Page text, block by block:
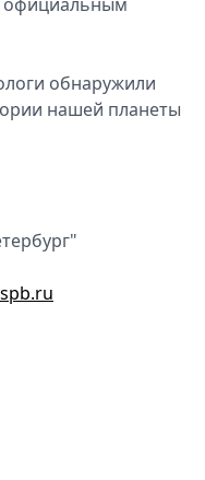
обнаружили
нашей планеты